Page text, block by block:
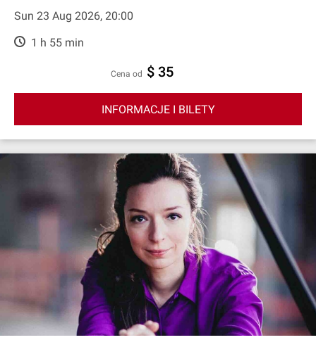
Sun 23 Aug 2026, 20:00
1 h 55 min
cena od $ 35
INFORMACJE I BILETY